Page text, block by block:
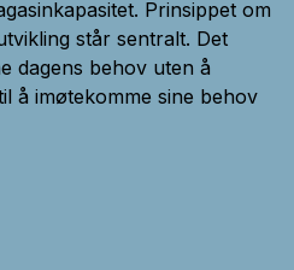
Prinsippet om
står sentralt. Det
dagens behov uten å
å imøtekomme sine behov